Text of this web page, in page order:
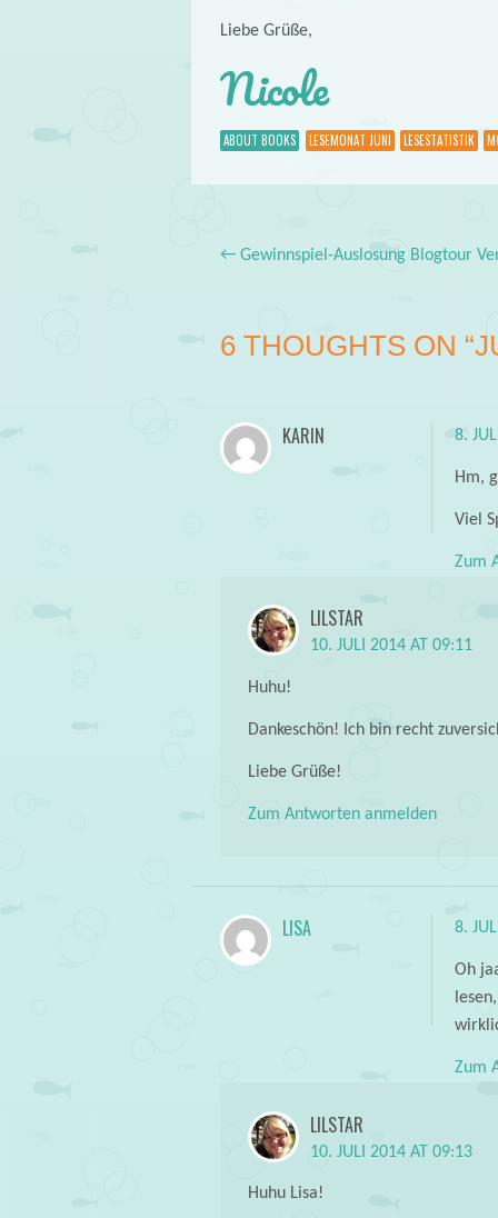
Liebe Grüße,
Nicole
ABOUT BOOKS LESEMONAT JUNI LESESTATISTIK
Post navigation
←Gewinnspiel-Auslosung Blogtour
6 THOUGHTS ON “
KARIN 8.
Hm,
Viel
Zum
LILSTAR
10. JULI 2014 AT 09:11
Huhu!
Dankeschön! Ich bin recht
Liebe Grüße!
Zum Antworten anmelden
LISA 8.
Oh
Zum
LILSTAR
10. JULI 2014 AT 09:13
Huhu Lisa!